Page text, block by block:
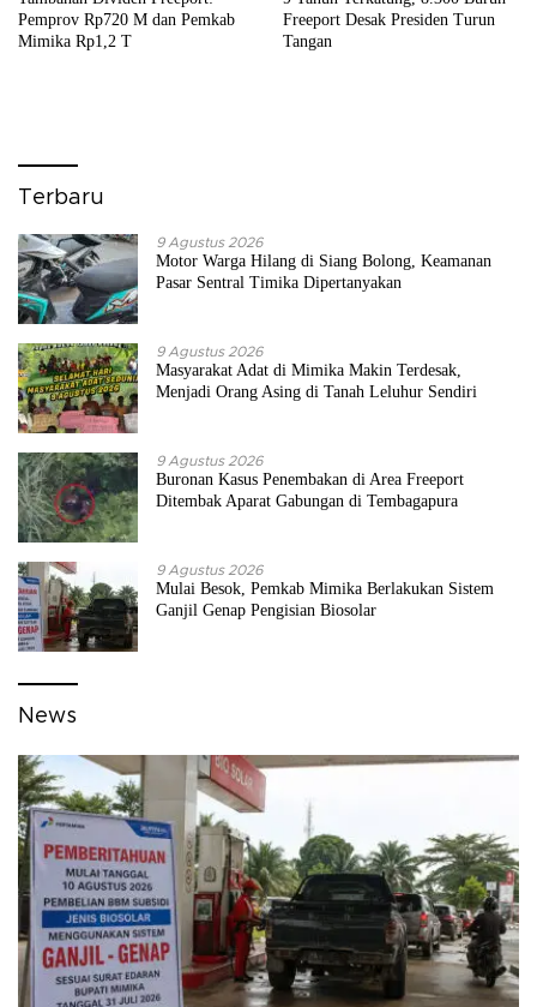
Pemprov Rp720 M dan Pemkab
Mimika Rp1,2 T
Freeport Desak Presiden Turun
Tangan
Terbaru
9 Agustus 2026
Motor Warga Hilang di Siang Bolong, Keamanan
Pasar Sentral Timika Dipertanyakan
9 Agustus 2026
Masyarakat Adat di Mimika Makin Terdesak,
Menjadi Orang Asing di Tanah Leluhur Sendiri
9 Agustus 2026
Buronan Kasus Penembakan di Area Freeport
Ditembak Aparat Gabungan di Tembagapura
9 Agustus 2026
Mulai Besok, Pemkab Mimika Berlakukan Sistem
Ganjil Genap Pengisian Biosolar
News